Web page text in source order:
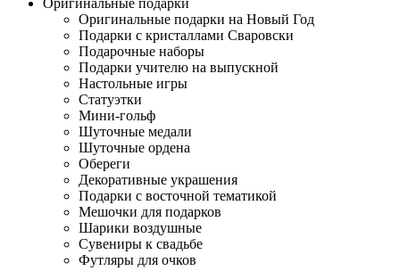
Оригинальные подарки
Оригинальные подарки на Новый Год
Подарки с кристаллами Сваровски
Подарочные наборы
Подарки учителю на выпускной
Настольные игры
Статуэтки
Мини-гольф
Шуточные медали
Шуточные ордена
Обереги
Декоративные украшения
Подарки с восточной тематикой
Мешочки для подарков
Шарики воздушные
Сувениры к свадьбе
Футляры для очков